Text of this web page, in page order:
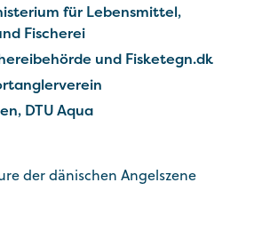
für Lebensmittel,
Fischerei
und Fisketegn.dk
DTU Aqua
der dänischen Angelszene